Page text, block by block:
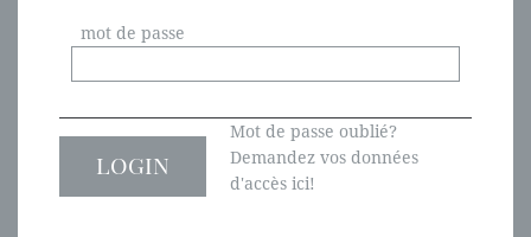
mot de passe
Mot de passe oublié?
Demandez vos données
d'accès ici!